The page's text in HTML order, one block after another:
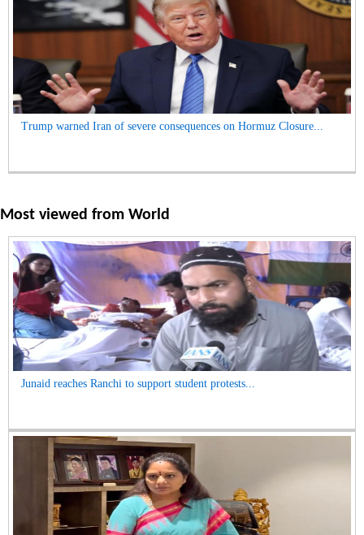
Trump warned Iran of severe consequences on Hormuz Closure...
Most viewed from World
Junaid reaches Ranchi to support student protests...